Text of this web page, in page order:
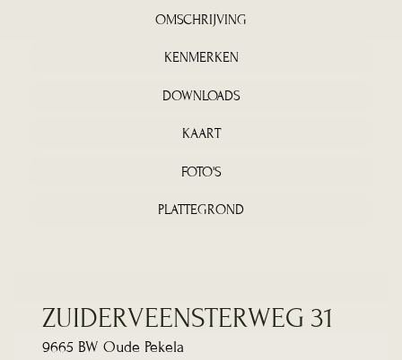
OMSCHRIJVING
KENMERKEN
DOWNLOADS
KAART
FOTO'S
PLATTEGROND
ZUIDERVEENSTERWEG 31
9665 BW Oude Pekela